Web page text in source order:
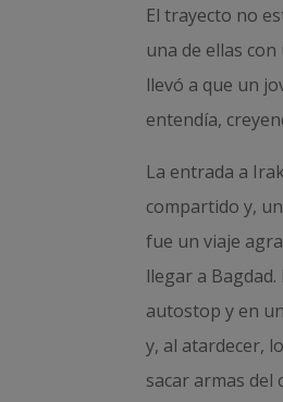
El trayecto no
una de ellas
llevó a que un
entendía,
La entrada a
compartido y,
fue un viaje
llegar a
autostop y en
y, al atardecer,
sacar armas